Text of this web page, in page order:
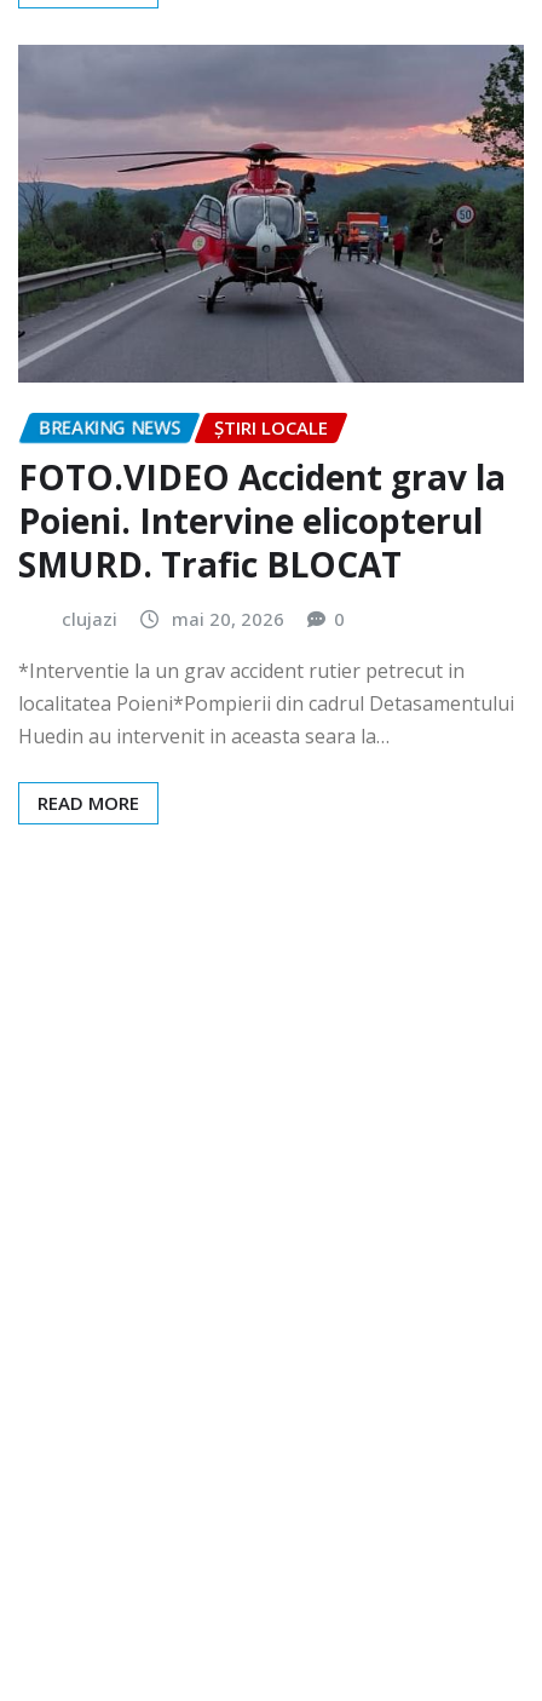
BREAKING NEWS ȘTIRI LOCALE
FOTO.VIDEO Accident grav la
Poieni. Intervine elicopterul
SMURD. Trafic BLOCAT
clujazi mai 20, 2026 0
*Interventie la un grav accident rutier petrecut in
localitatea Poieni*Pompierii din cadrul Detasamentului
Huedin au intervenit in aceasta seara la…
READ MORE